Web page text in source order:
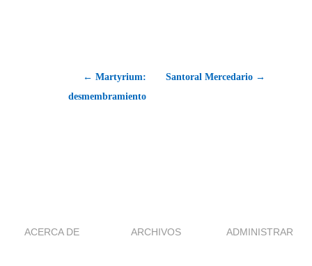
← Martyrium:
desmembramiento
Santoral Mercedario →
ACERCA DE ARCHIVOS ADMINISTRAR